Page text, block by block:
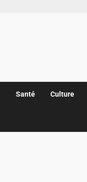
Santé Culture